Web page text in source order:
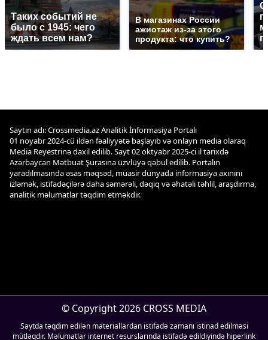
Таких событий не
было с 1945: чего
ждать всем нам?
В магазинах России
ажиотаж из-за этого
продукта: что купить?
Saytın adı: Crossmedia.az Analitik İnformasiya Portalı
01 noyabr 2024-cü ildən fəaliyyətə başlayıb və onlayn media olaraq
Media Reyestrinə daxil edilib. Sayt 02 oktyabr 2025-ci il tarixdə
Azərbaycan Mətbuat Şurasına üzvlüyə qəbul edilib. Portalın
yaradılmasında əsas məqsəd, müasir dünyada informasiya axınını
izləmək, istifadəçilərə daha səmərəli, dəqiq və əhatəli təhlil, araşdırma,
analitik məlumatlar təqdim etməkdir.
© Copyright 2026 CROSS MEDIA
Saytda təqdim edilən materiallardan istifadə zamanı istinad edilməsi
mütləqdir. Məlumatlar internet resurslarında istifadə edildiyində hiperlink